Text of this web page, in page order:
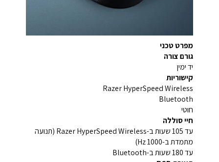
מפרט טכני
גורם צורה
יד ימין
קישוריות
Razer HyperSpeed Wireless
Bluetooth
חוטי
חיי סוללה
עד 105 שעות ב-Razer HyperSpeed Wireless (תנועה
מתמדת ב-1000 Hz)
עד 180 שעות ב-Bluetooth